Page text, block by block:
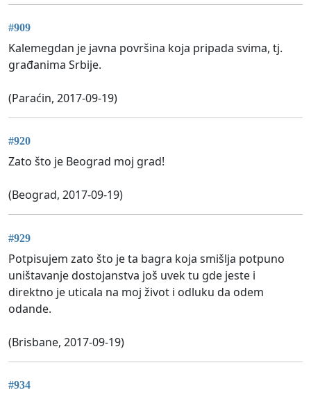
#909
Kalemegdan je javna površina koja pripada svima, tj.
građanima Srbije.
(Paraćin, 2017-09-19)
#920
Zato što je Beograd moj grad!
(Beograd, 2017-09-19)
#929
Potpisujem zato što je ta bagra koja smišlja potpuno
uništavanje dostojanstva još uvek tu gde jeste i
direktno je uticala na moj život i odluku da odem
odande.
(Brisbane, 2017-09-19)
#934